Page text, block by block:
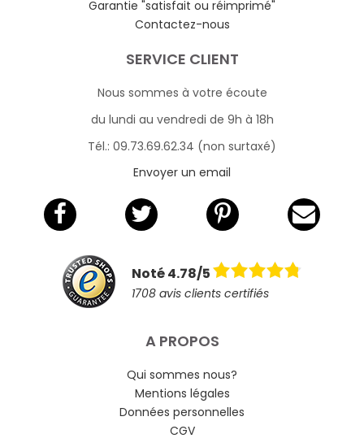
Garantie "satisfait ou réimprimé"
Contactez-nous
SERVICE CLIENT
Nous sommes à votre écoute
du lundi au vendredi de 9h à 18h
Tél.: 09.73.69.62.34 (non surtaxé)
Envoyer un email
Noté 4.78/5
1708 avis clients certifiés
A PROPOS
Qui sommes nous?
Mentions légales
Données personnelles
CGV